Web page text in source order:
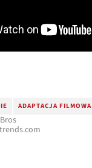
ADAPTACJA FILMOWA